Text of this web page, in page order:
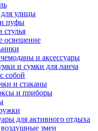
улицы
пуфы
освещение
и аксессуары
и сумки для ланча
собой
и стаканы
и приборы
для активного отдыха
змеи